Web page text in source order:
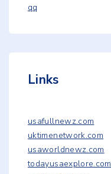
qq
Links
usafullnewz.com
uktimenetwork.com
usaworldnewz.com
todayusaexplore.com